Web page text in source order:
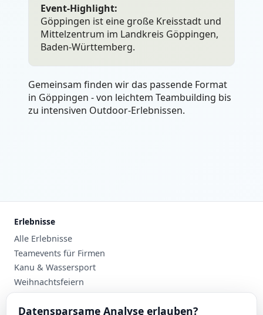
Event-Highlight:
Göppingen ist eine große Kreisstadt und
Mittelzentrum im Landkreis Göppingen,
Baden-Württemberg.
Gemeinsam finden wir das passende Format
in Göppingen - von leichtem Teambuilding bis
zu intensiven Outdoor-Erlebnissen.
Erlebnisse
Alle Erlebnisse
Teamevents für Firmen
Kanu & Wassersport
Weihnachtsfeiern
Planung
Datensparsame Analyse erlauben?